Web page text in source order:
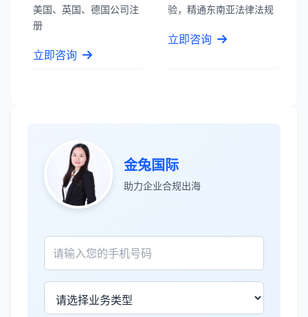
美国、英国、德国公司注
册
立即咨询
验，精通东南亚法律法规
立即咨询
金兔国际
助力企业合规出海
张先生
服务专业高效，一周就完成了泰国公司注
James Wilson
金兔国际帮我们完成了泰国建厂的所有法
律手续，非常专业。